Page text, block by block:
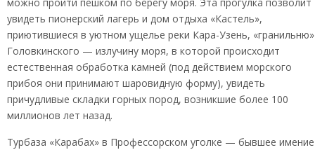
можно пройти пешком по берегу моря. Эта прогулка позволит
увидеть пионерский лагерь и дом отдыха «Кастель»,
приютившиеся в уютном ущелье реки Кара-Узень, «гранильню»
Головкинского — излучину моря, в которой происходит
естественная обработка камней (под действием морского
прибоя они принимают шаровидную форму), увидеть
причудливые складки горных пород, возникшие более 100
миллионов лет назад.
Турбаза «Карабах» в Профессорском уголке — бывшее имение